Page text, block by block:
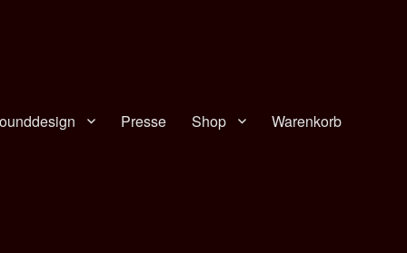
Presse Shop Warenkorb